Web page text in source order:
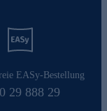
EASy-Bestellung
29 888 29